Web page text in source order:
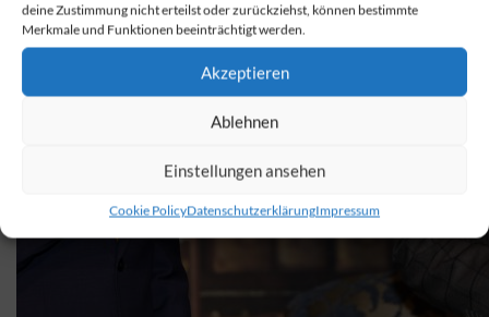
deine Zustimmung nicht erteilst oder zurückziehst, können bestimmte
Merkmale und Funktionen beeinträchtigt werden.
Akzeptieren
Ablehnen
Einstellungen ansehen
Cookie PolicyDatenschutzerklärungImpressum